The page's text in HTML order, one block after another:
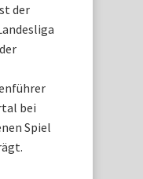
der
bei
Spiel